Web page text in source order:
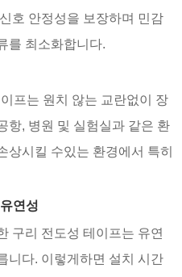
호 안정성을 보장하며 민감
를 최소화합니다.
프는 원치 않는 교란없이 장
항, 병원 및 실험실과 같은 환
상시킬 수있는 환경에서 특히
연성
구리 전도성 테이프는 유연
니다. 이렇게하면 설치 시간